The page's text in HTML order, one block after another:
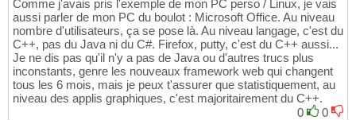
Comme j'avais pris l'exemple de mon PC perso / Linux, je vais
aussi parler de mon PC du boulot : Microsoft Office. Au niveau
nombre d'utilisateurs, ça se pose là. Au niveau langage, c'est du
C++, pas du Java ni du C#. Firefox, putty, c'est du C++ aussi...
Je ne dis pas qu'il n'y a pas de Java ou d'autres trucs plus
inconstants, genre les nouveaux framework web qui changent
tous les 6 mois, mais je peux t'assurer que statistiquement, au
niveau des applis graphiques, c'est majoritairement du C++.
0
0